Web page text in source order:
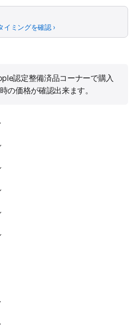
イミングを確認 ›
認定整備済品コーナーで購入
の価格が確認出来ます。